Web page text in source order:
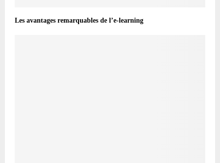
Les avantages remarquables de l’e-learning